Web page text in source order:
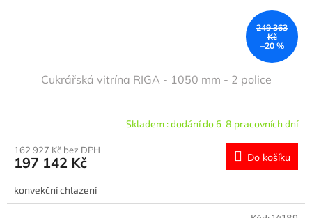
249 363
Kč
–20 %
Cukrářská vitrína RIGA - 1050 mm - 2 police
Skladem : dodání do 6-8 pracovních dní
162 927 Kč bez DPH
197 142 Kč Do košíku
konvekční chlazení